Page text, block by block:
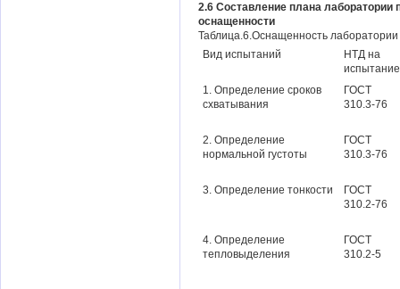
2.6 Составление плана
оснащенности
Таблица.6.Оснащенность
Вид испытаний
НТД на
испытание
1. Определение сроков
схватывания
ГОСТ
310.3-76
2. Определение
нормальной густоты
ГОСТ
310.3-76
3. Определение тонкости
ГОСТ
310.2-76
4. Определение
тепловыделения
ГОСТ
310.2-5